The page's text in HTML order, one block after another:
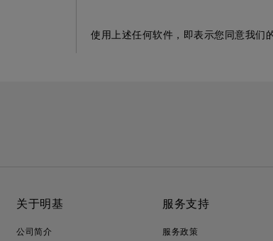
使用上述任何软件，即表示您同意我们
关于明基
公司简介
服务支持
服务政策